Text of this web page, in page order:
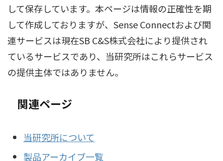
して保存しています。本ページは情報の正確性を期
して作成しておりますが、Sense Connectおよび関
連サービスは現在SB C&S株式会社により提供され
ているサービスであり、当研究所はこれらサービス
の提供主体ではありません。
関連ページ
当研究所について
製品アーカイブ一覧